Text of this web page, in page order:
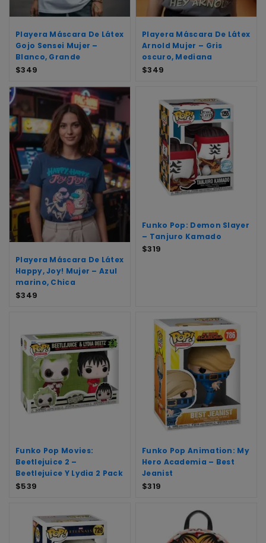
Playera Máscara De Látex
Gojo Sensei Mujer –
Blanco, Grande
$349
Playera Máscara De Látex
Arnold Mujer – Gris
oscuro, Mediana
$349
Playera Máscara De Látex
Happy, Joy! Mujer – Azul
marino, Chica
$349
Funko Pop: Demon Slayer
– Tanjuro Kamado
$319
Funko Pop Movies:
Beetlejuice 2 –
Beetlejuice Y Lydia 2 Pack
$539
Funko Pop Animation: My
Hero Academia – Best
Jeanist
$319